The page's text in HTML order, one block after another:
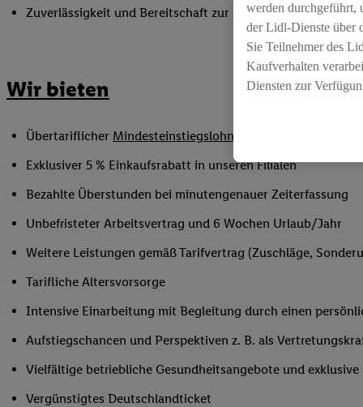
Zuverlässigkeit und Bereitschaft zur Arbeit in flexiblen
Wir bieten
Übertariflicher Mindesteinstiegslohn
Exklusiver 5 % Einkaufsrabatt in unseren Filialen
Bezahlte Überstunden bei minutengenauer Zeiterfassung
Unbefristeter Arbeitsvertrag und 6 Wochen Urlaub/Jahr
Weitere Leistungen gemäß Tarifvertrag (Zuschläge,
Tarifliche Altersvorsorge
Intensive Einarbeitung mit Begleitung durch einen
Aufstiegschancen und Perspektiven z. B. als
Vielfältige betriebliche Gesundheitsangebote und
Vergünstigtes Deutschlandticket
werden durchgeführt,
der Lidl-Dienste über
Sie Teilnehmer des
Kaufverhalten
Diensten zur
Die Erstellung
angereicherten
Ihr Kaufverhalten in
Speichern von und/
(sogenannten
zur technischen
in gemeinsamer
spezielle Online-
Ihnen personalisierte